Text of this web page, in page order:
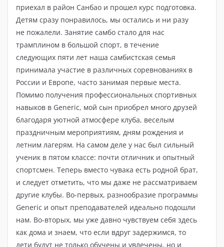
приехал в район Санбао и прошел курс подготовка.
Детям сразу понравилось, мы остались и ни разу
не пожалели. Занятие самбо стало для нас
трамплином в большой спорт, в течение
следующих пяти лет наша самбистская семья
принимала участие в различных соревнованиях в
России и Европе, часто занимая первые места.
Помимо получения профессиональных спортивных
навыков в Generic, мой сын приобрел много друзей
благодаря уютной атмосфере клуба, веселым
праздничным мероприятиям, дням рождения и
летним лагерям. На самом деле у нас был сильный
ученик в пятом классе: почти отличник и опытный
спортсмен. Теперь вместо чувака есть родной брат,
и следует отметить, что мы даже не рассматриваем
другие клубы. Во-первых, разнообразие программы
Generic и опыт преподавателей идеально подошли
нам. Во-вторых, мы уже давно чувствуем себя здесь
как дома и знаем, что если вдруг задержимся, то
дети будут не только обучены и увлечены, но и